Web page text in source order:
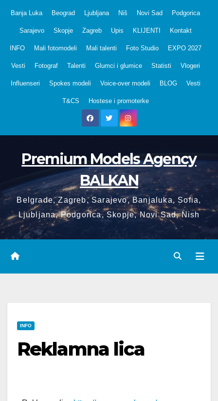
Banja Luka Beograd Ljubljana Niš Novi Sad Podgorica
Sarajevo Skopje Zagreb Upis KLIJENTI Kontakt
INFO Mali fotomodeli Mali talenti Foto Studio EXPO 2027
Vesti Fotograf Talenti Glumci i glumice Statisti Vlogeri
Influenseri Spokes modeli Voice-over modeli BLOG Vesti
T&CS Hostese i promoterke
Premium Models Agency
BALKAN
Belgrade, Zagreb, Sarajevo, Banjaluka, Sofia,
Ljubljana, Podgorica, Skopje, Novi Sad, Nish
INFO
Reklamna lica